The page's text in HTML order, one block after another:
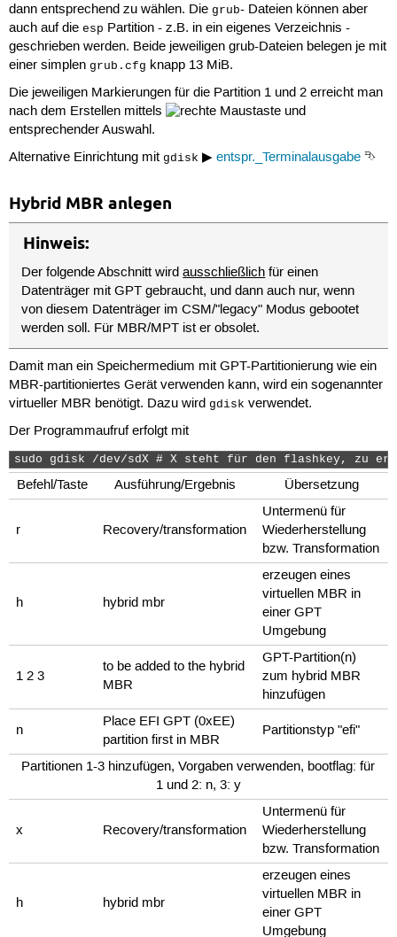
dann entsprechend zu wählen. Die grub- Dateien können aber
auch auf die esp Partition - z.B. in ein eigenes Verzeichnis -
geschrieben werden. Beide jeweiligen grub-Dateien belegen je mit
einer simplen grub.cfg knapp 13 MiB.
Die jeweiligen Markierungen für die Partition 1 und 2 erreicht man
nach dem Erstellen mittels
und
entsprechender Auswahl.
Alternative Einrichtung mit gdisk ▶ entspr._Terminalausgabe⮷
Hybrid MBR anlegen
Hinweis:
Der folgende Abschnitt wirdausschließlich für einen
Datenträger mit GPT gebraucht, und dann auch nur, wenn
von diesem Datenträger im CSM/"legacy" Modus gebootet
werden soll. Für MBR/MPT ist er obsolet.
Damit man ein Speichermedium mit GPT-Partitionierung wie ein
MBR-partitioniertes Gerät verwenden kann, wird ein sogenannter
virtueller MBR benötigt. Dazu wird gdisk verwendet.
Der Programmaufruf erfolgt mit
sudo gdisk /dev/sdX # X steht für den flashkey, zu
Befehl/Taste Ausführung/Ergebnis Übersetzung
r Recovery/transformation
Untermenü für
Wiederherstellung
bzw. Transformation
h hybrid mbr
erzeugen eines
virtuellen MBR in
einer GPT
Umgebung
1 2 3
to be added to the hybrid
MBR
GPT-Partition(n)
zum hybrid MBR
hinzufügen
n
Place EFI GPT (0xEE)
partition first in MBR
Partitionstyp "efi"
Partitionen 1-3 hinzufügen, Vorgaben verwenden, bootflag: für
1 und 2: n, 3: y
x Recovery/transformation
Untermenü für
Wiederherstellung
bzw. Transformation
h hybrid mbr
erzeugen eines
virtuellen MBR in
einer GPT
Umgebung